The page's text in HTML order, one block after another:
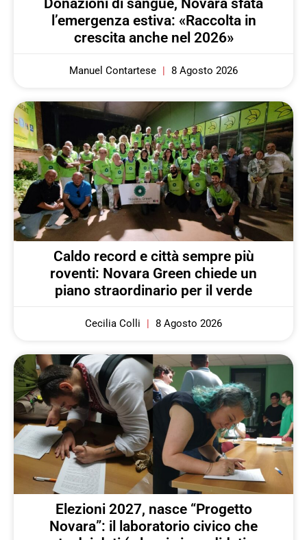
Donazioni di sangue, Novara sfata
l’emergenza estiva: «Raccolta in
crescita anche nel 2026»
Manuel Contartese 8 Agosto 2026
Caldo record e città sempre più
roventi: Novara Green chiede un
piano straordinario per il verde
Cecilia Colli 8 Agosto 2026
Elezioni 2027, nasce “Progetto
Novara”: il laboratorio civico che